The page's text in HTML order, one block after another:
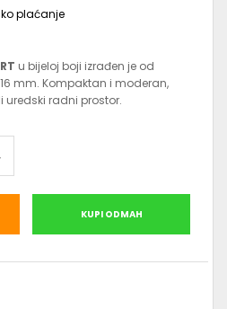
plaćanje
u bijeloj boji izrađen je od
mm. Kompaktan i moderan,
uredski radni prostor.
KUPI ODMAH